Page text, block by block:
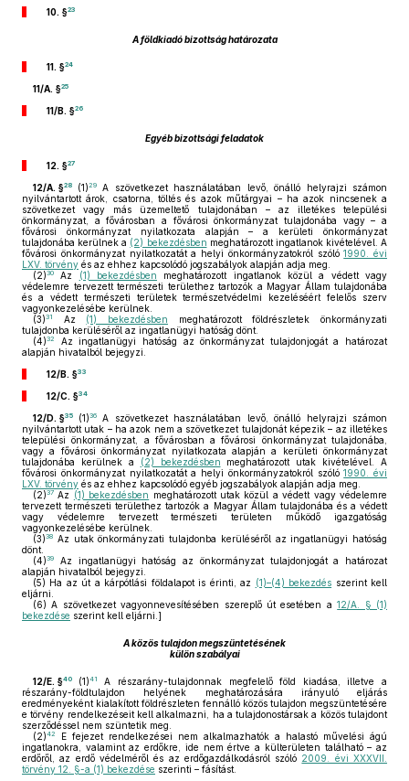
10. §23
A földkiadó bizottság határozata
11. §24
11/A. §25
11/B. §26
Egyéb bizottsági feladatok
12. §27
12/A. §28 (1)29A szövetkezet használatában levő, önálló helyrajzi számon
nyilvántartott árok, csatorna, töltés és azok műtárgyai – ha azok nincsenek a
szövetkezet vagy más üzemeltető tulajdonában – az illetékes települési
önkormányzat, a fővárosban a fővárosi önkormányzat tulajdonába vagy – a
fővárosi önkormányzat nyilatkozata alapján – a kerületi önkormányzat
tulajdonába kerülnek a (2) bekezdésben meghatározott ingatlanok kivételével. A
fővárosi önkormányzat nyilatkozatát a helyi önkormányzatokról szóló1990. évi
LXV. törvény és az ehhez kapcsolódó jogszabályok alapján adja meg.
(2)30 Az (1) bekezdésben meghatározott ingatlanok közül a védett vagy
védelemre tervezett természeti területhez tartozók a Magyar Állam tulajdonába
és a védett természeti területek természetvédelmi kezeléséért felelős szerv
vagyonkezelésébe kerülnek.
(3)31 Az (1) bekezdésben meghatározott földrészletek önkormányzati
tulajdonba kerüléséről az ingatlanügyi hatóság dönt.
(4)32
Az ingatlanügyi hatóság az önkormányzat tulajdonjogát a határozat
alapján hivatalból bejegyzi.
12/B. §33
12/C. §34
12/D. §35 (1)36A szövetkezet használatában levő, önálló helyrajzi számon
nyilvántartott utak – ha azok nem a szövetkezet tulajdonát képezik – az illetékes
települési önkormányzat, a fővárosban a fővárosi önkormányzat tulajdonába,
vagy a fővárosi önkormányzat nyilatkozata alapján a kerületi önkormányzat
tulajdonába kerülnek a
(2) bekezdésben meghatározott utak kivételével. A
fővárosi önkormányzat nyilatkozatát a helyi önkormányzatokról szóló1990. évi
LXV. törvény és az ehhez kapcsolódó egyéb jogszabályok alapján adja meg.
(2)37 Az (1) bekezdésben meghatározott utak közül a védett vagy védelemre
tervezett természeti területhez tartozók a Magyar Állam tulajdonába és a védett
vagy védelemre tervezett természeti területen működő igazgatóság
vagyonkezelésébe kerülnek.
(3)38 Az utak önkormányzati tulajdonba kerüléséről az ingatlanügyi hatóság
dönt.
(4)39
Az ingatlanügyi hatóság az önkormányzat tulajdonjogát a határozat
alapján hivatalból bejegyzi.
(5) Ha az út a kárpótlási földalapot is érinti, az (1)–(4) bekezdés szerint kell
eljárni.
(6) A szövetkezet vagyonnevesítésében szereplő út esetében a12/A. § (1)
bekezdése szerint kell eljárni.]
A közös tulajdon megszüntetésének
külön szabályai
12/E. §40 (1)41
A részarány-tulajdonnak megfelelő föld kiadása, illetve a
részarány-földtulajdon helyének meghatározására irányuló eljárás
eredményeként kialakított földrészleten fennálló közös tulajdon megszüntetésére
e törvény rendelkezéseit kell alkalmazni, ha a tulajdonostársak a közös tulajdont
szerződéssel nem szüntetik meg.
(2)42
E fejezet rendelkezései nem alkalmazhatók a halastó művelési ágú
ingatlanokra, valamint az erdőkre, ide nem értve a külterületen található – az
erdőről, az erdő védelméről és az erdőgazdálkodásról szóló 2009. évi XXXVII.
törvény 12. §-a (1) bekezdése szerinti – fásítást.